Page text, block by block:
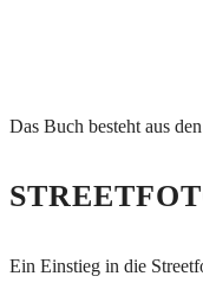
Das Buch besteht aus
Ein Einstieg in die